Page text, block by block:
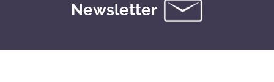
Newsletter